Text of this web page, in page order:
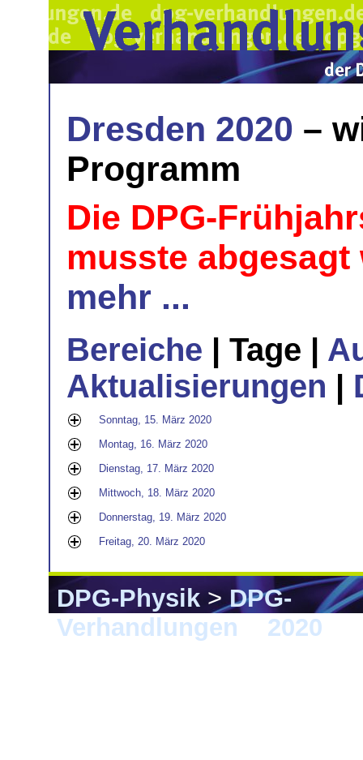
Dresden 2020 –
Programm
Die DPG-
musste
mehr ...
Bereiche | Tage |
Aktualisierungen |
Sonntag, 15. März 2020
Montag, 16. März 2020
Dienstag, 17. März 2020
Mittwoch, 18. März 2020
Donnerstag, 19. März 2020
Freitag, 20. März 2020
DPG-Physik>DPG-
Verhandlungen
2020